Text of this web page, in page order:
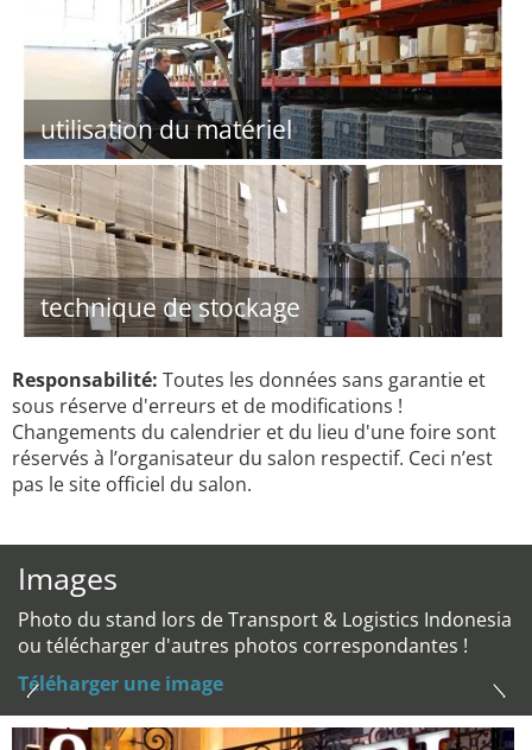
utilisation du matériel
technique de stockage
Responsabilité: Toutes les données sans garantie et
sous réserve d'erreurs et de modifications !
Changements du calendrier et du lieu d'une foire sont
réservés à l’organisateur du salon respectif. Ceci n’est
pas le site officiel du salon.
Images
Photo du stand lors de Transport & Logistics Indonesia
ou télécharger d'autres photos correspondantes !
Téléharger une image